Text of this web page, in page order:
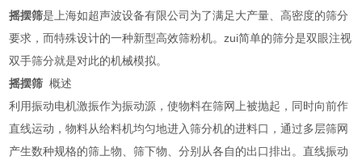
摇摆筛是上海如超声波设备有限公司为了满足大产量、高密度的筛分
要求，而特殊设计的一种新型高效筛粉机。zui简单的筛分是双眼注视
双手筛分就是对此的机械模拟。
摇摆筛 概述
利用振动电机激振作为振动源，使物料在筛网上被抛起，同时向前作
直线运动，物料从给料机均匀地进入筛分机的进料口，通过多层筛网
产生数种规格的筛上物、筛下物、分别从各自的出口排出。直线振动